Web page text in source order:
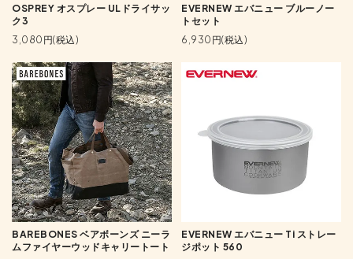
OSPREY オスプレー ULドライサッ
ク3
3,080円(税込)
EVERNEW エバニュー ブルーノー
トセット
6,930円(税込)
BAREBONES ベアボーンズ ニーラ
ムファイヤーウッドキャリートート
EVERNEW エバニュー Ti ストレー
ジポット 560